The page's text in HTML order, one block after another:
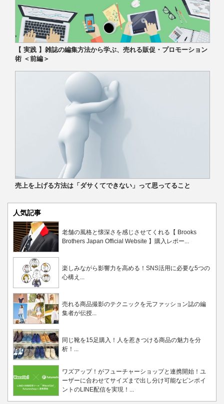
【 実践 】雑誌の編集方法から学ぶ、売れる販促・プロモーション
術 ＜前編＞
売上を上げる方法は「ダサくてできない」って思ってること
人気記事
老舗の風格と懐深さを感じさせてくれる【 Brooks
Brothers Japan Official Website 】購入レポー...
楽しみながら影響力を高める！SNS活用に必要な5つの
心構え...
売れる商品撮影のテクニックを元ファッション誌の編
集者が伝授...
同じ靴を15足購入！人を惹きつける商品の魅力を分
析！...
ワズアップ！がフューチャーショップと連携開始！ユ
ーザーに合わせてサイズまで出し分け可能なピンポイ
ントのLINE配信を実現！...